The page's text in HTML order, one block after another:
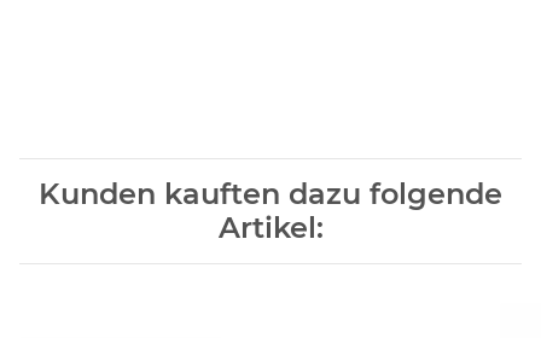
Kunden kauften dazu folgende
Artikel: